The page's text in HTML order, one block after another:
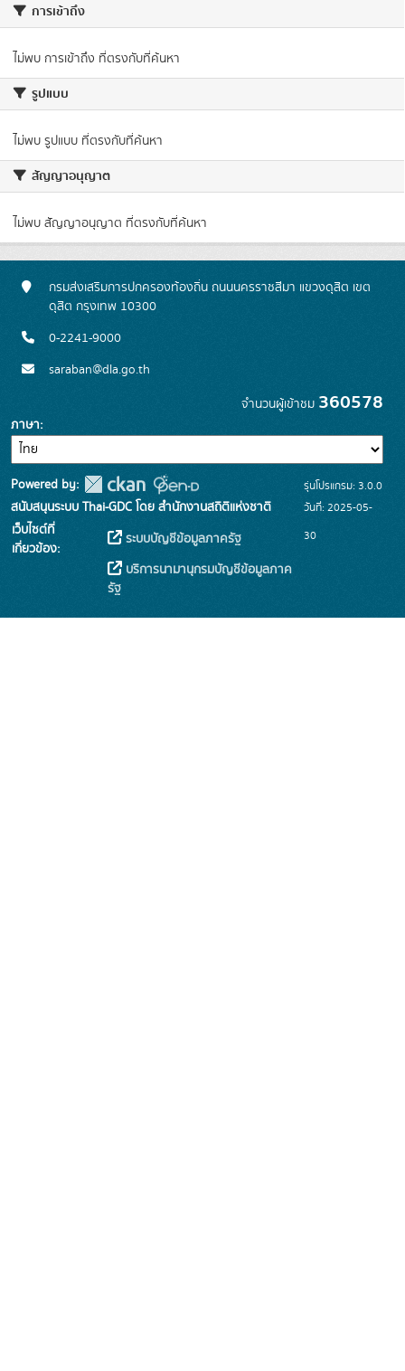
การเข้าถึง
ไม่พบ การเข้าถึง ที่ตรงกับที่ค้นหา
รูปแบบ
ไม่พบ รูปแบบ ที่ตรงกับที่ค้นหา
สัญญาอนุญาต
ไม่พบ สัญญาอนุญาต ที่ตรงกับที่ค้นหา
กรมส่งเสริมการปกครองท้องถิ่น ถนนนครราชสีมา แขวงดุสิต เขต
ดุสิต กรุงเทพ 10300
0-2241-9000
saraban@dla.go.th
จำนวนผู้เข้าชม 360578
ภาษา
Powered by:
สนับสนุนระบบ Thai-GDC โดย สำนักงานสถิติแห่งชาติ
เว็บไซต์ที่
เกี่ยวข้อง:
ระบบบัญชีข้อมูลภาครัฐ
บริการนามานุกรมบัญชีข้อมูลภาค
รัฐ
รุ่นโปรแกรม: 3.0.0
วันที่: 2025-05-
30